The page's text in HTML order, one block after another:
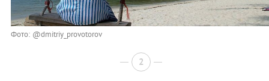
Фото: @dmitriy_provotorov
2